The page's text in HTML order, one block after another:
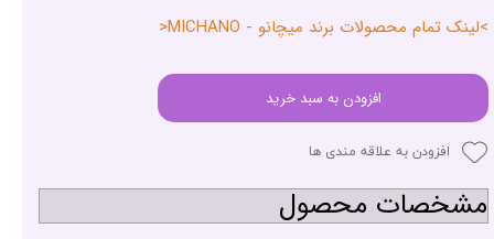
>لینک تمام محصولات برند میچانو - MICHANO<
افزودن به سبد خرید
افزودن به علاقه مندی ها
مشخصات محصول